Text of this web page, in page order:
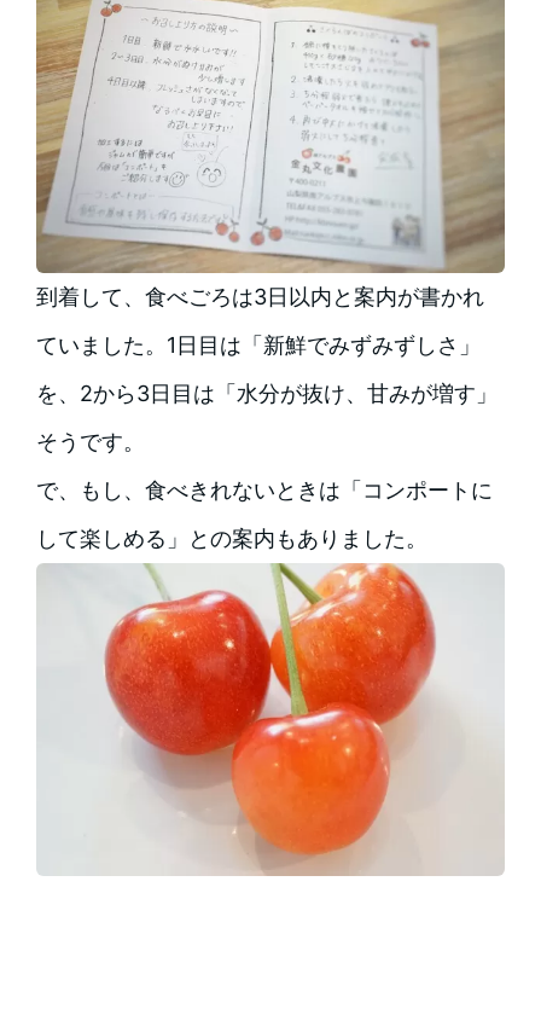
到着して、食べごろは3日以内と案内が書かれ
ていました。1日目は「新鮮でみずみずしさ」
を、2から3日目は「水分が抜け、甘みが増す」
そうです。
で、もし、食べきれないときは「コンポートに
して楽しめる」との案内もありました。